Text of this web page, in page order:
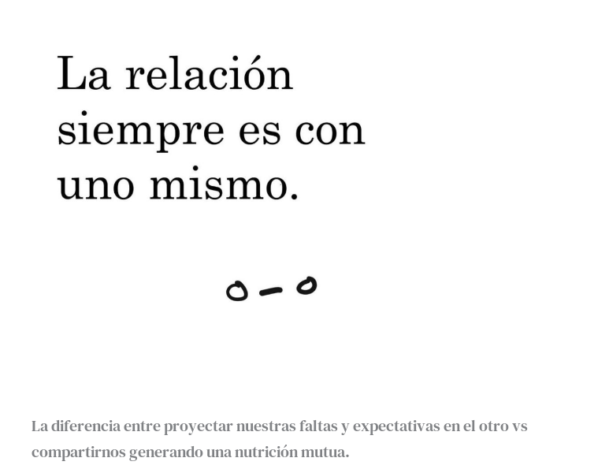
La diferencia entre proyectar nuestras faltas y expectativas en el otro vs
compartirnos generando una nutrición mutua.